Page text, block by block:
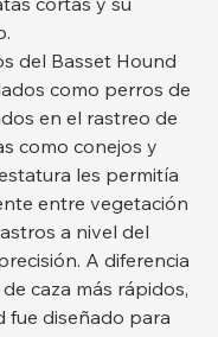
del Basset Hound
como perros de
en el rastreo de
como conejos y
les permitía
entre vegetación
a nivel del
A diferencia
caza más rápidos,
fue diseñado para